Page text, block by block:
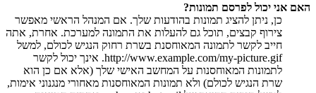
האם אני יכול לפרסם תמונות?
כן, ניתן להציג תמונות בהודעות שלך. אם המנהל הראשי מאפשר
צירוף קבצים, תוכל גם להעלות את התמונה למערכת. אחרת, אתה
חייב לקשר לתמונה המאוחסנת בשרת רחוק הנגיש לכולם, למשל
http://www.example.com/my-picture.gif. אינך יכול לקשר
לתמונות המאוחסנות על המחשב האישי שלך (אלא אם כן הוא
שרת הנגיש לכולם) ולא תמונות המאוחסנות מאחורי מנגנוני אימות,